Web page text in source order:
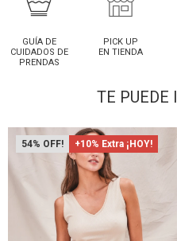
GUÍA DE
CUIDADOS DE
PRENDAS
PICK UP
EN TIENDA
TE PUEDE
54 +10% Extra ¡HOY!